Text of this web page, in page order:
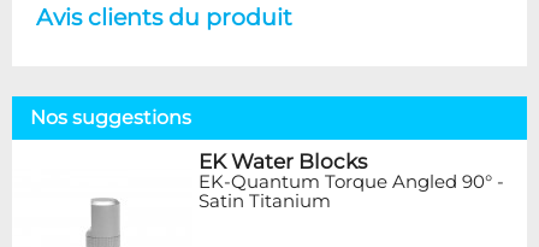
Avis clients du produit
Nos suggestions
EK Water Blocks
EK-Quantum Torque Angled 90° -
Satin Titanium